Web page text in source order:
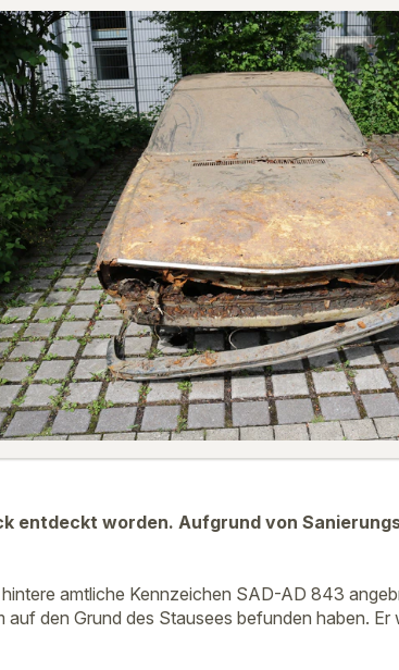
entdeckt worden. Aufgrund von
amtliche Kennzeichen SAD-AD 843
den Grund des Stausees befunden haben.